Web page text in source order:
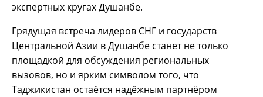
экспертных кругах Душанбе.
Грядущая встреча лидеров СНГ и государств
Центральной Азии в Душанбе станет не только
площадкой для обсуждения региональных
вызовов, но и ярким символом того, что
Таджикистан остаётся надёжным партнёром